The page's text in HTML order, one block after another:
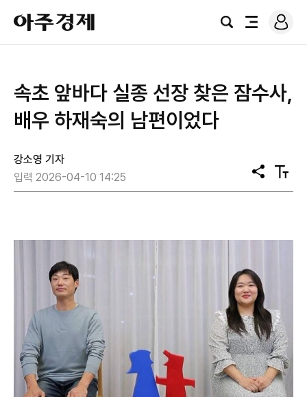
아
주
경
검
전
로
그
속초 앞바다 실종 선장 찾은 잠수사,
배우 하재숙의 남편이었다
강소영 기자
입력 2026-04-10 14:25
공
유
텍
스